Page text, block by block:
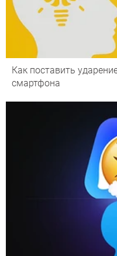
Как поставить
смартфона